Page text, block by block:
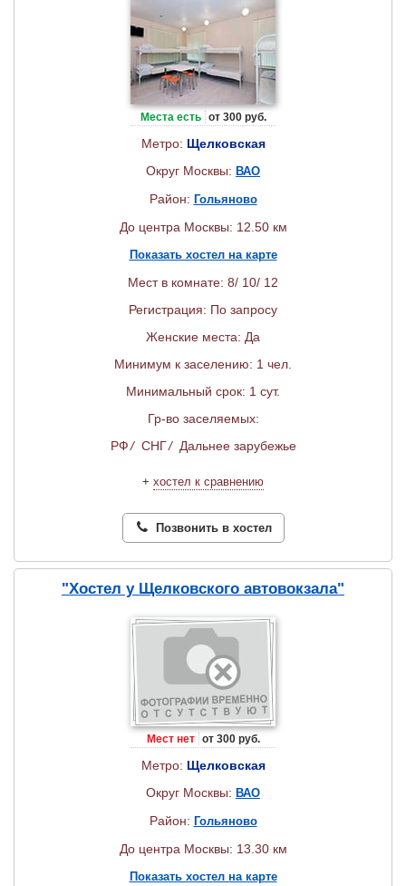
Места есть от 300 руб.
Метро: Щелковская
Округ Москвы: ВАО
Район: Гольяново
До центра Москвы: 12.50 км
Показать хостел на карте
Мест в комнате: 8/ 10/ 12
Регистрация: По запросу
Женские места: Да
Минимум к заселению: 1 чел.
Минимальный срок: 1 сут.
Гр-во заселяемых:
РФ/ СНГ/ Дальнее зарубежье
+ хостел к сравнению
Позвонить в хостел
"Хостел у Щелковского автовокзала"
Мест нет от 300 руб.
Метро: Щелковская
Округ Москвы: ВАО
Район: Гольяново
До центра Москвы: 13.30 км
Показать хостел на карте